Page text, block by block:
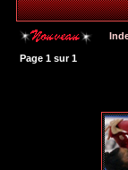
Page 1 sur1